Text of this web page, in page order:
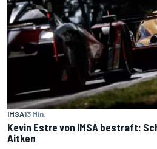
IMSA13 Min.
Kevin Estre von IMSA bestraft:
Aitken